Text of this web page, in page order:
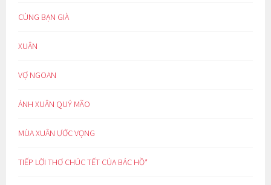
CÙNG BẠN GIÀ
XUÂN
VỢ NGOAN
ÁNH XUÂN QUÝ MÃO
MÙA XUÂN ƯỚC VỌNG
TIẾP LỜI THƠ CHÚC TẾT CỦA BÁC HỒ*